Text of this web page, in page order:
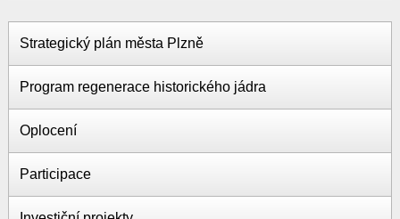
Strategický plán města Plzně
Program regenerace historického jádra
Oplocení
Participace